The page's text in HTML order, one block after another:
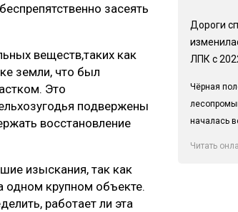
засеять
веществ,таких как
земли, что был
Это
подвержены
восстановление
изыскания, так как
одном крупном объекте.
работает ли эта
Дороги
ЛПК с
Чёрная
началась
Читать